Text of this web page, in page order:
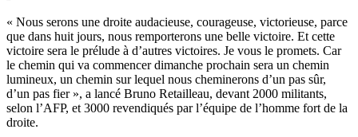
« Nous serons une droite audacieuse, courageuse, victorieuse, parce
que dans huit jours, nous remporterons une belle victoire. Et cette
victoire sera le prélude à d’autres victoires. Je vous le promets. Car
le chemin qui va commencer dimanche prochain sera un chemin
lumineux, un chemin sur lequel nous cheminerons d’un pas sûr,
d’un pas fier », a lancé Bruno Retailleau, devant 2000 militants,
selon l’AFP, et 3000 revendiqués par l’équipe de l’homme fort de la
droite.